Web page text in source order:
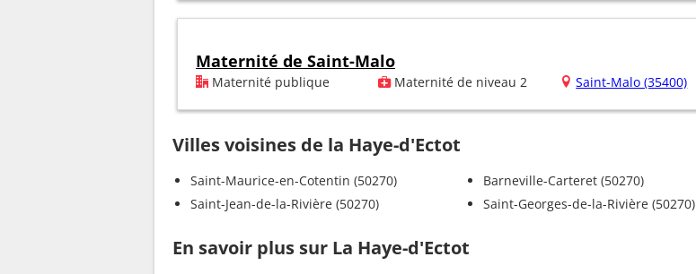
Maternité de Saint-Malo
Maternité publique Maternité de niveau 2 Saint-Malo (35400)
Villes voisines de la Haye-d'Ectot
Saint-Maurice-en-Cotentin (50270)
Saint-Jean-de-la-Rivière (50270)
Barneville-Carteret (50270)
Saint-Georges-de-la-Rivière (50270)
En savoir plus sur La Haye-d'Ectot